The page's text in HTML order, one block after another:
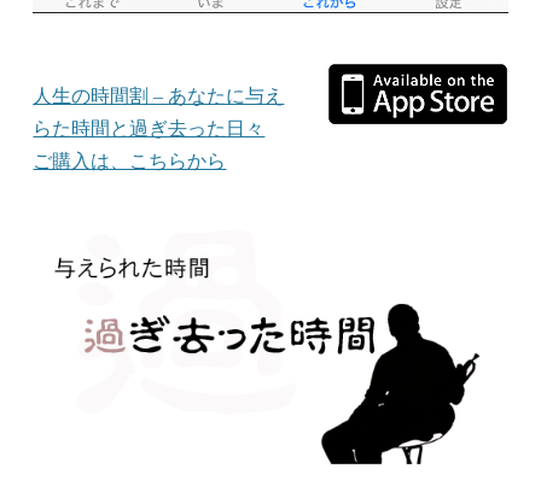
人生の時間割 – あなたに与え
らた時間と過ぎ去った日々
ご購入は、こちらから